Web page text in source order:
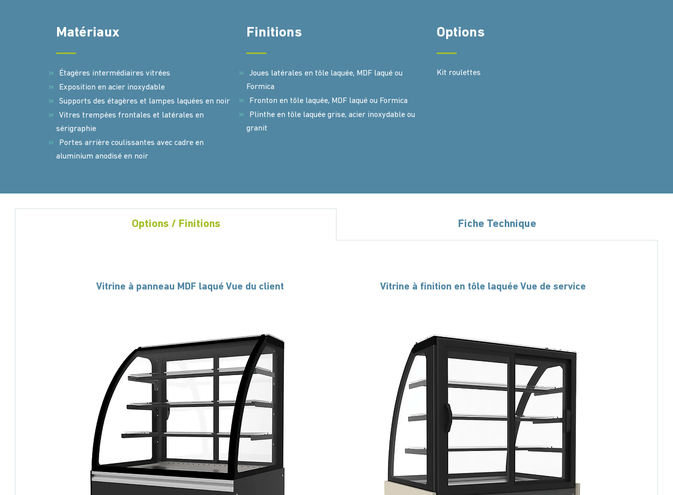
Matériaux
Étagères intermédiaires vitrées
Exposition en acier inoxydable
Supports des étagères et lampes laquées en noir
Vitres trempées frontales et latérales en
sérigraphie
Portes arrière coulissantes avec cadre en
aluminium anodisé en noir
Finitions
Joues latérales en tôle laquée, MDF laqué ou
Formica
Fronton en tôle laquée, MDF laqué ou Formica
Plinthe en tôle laquée grise, acier inoxydable ou
granit
Options
Kit roulettes
Options / Finitions Fiche Technique
Vitrine à panneau MDF laqué Vue du client Vitrine à finition en tôle laquée Vue de service